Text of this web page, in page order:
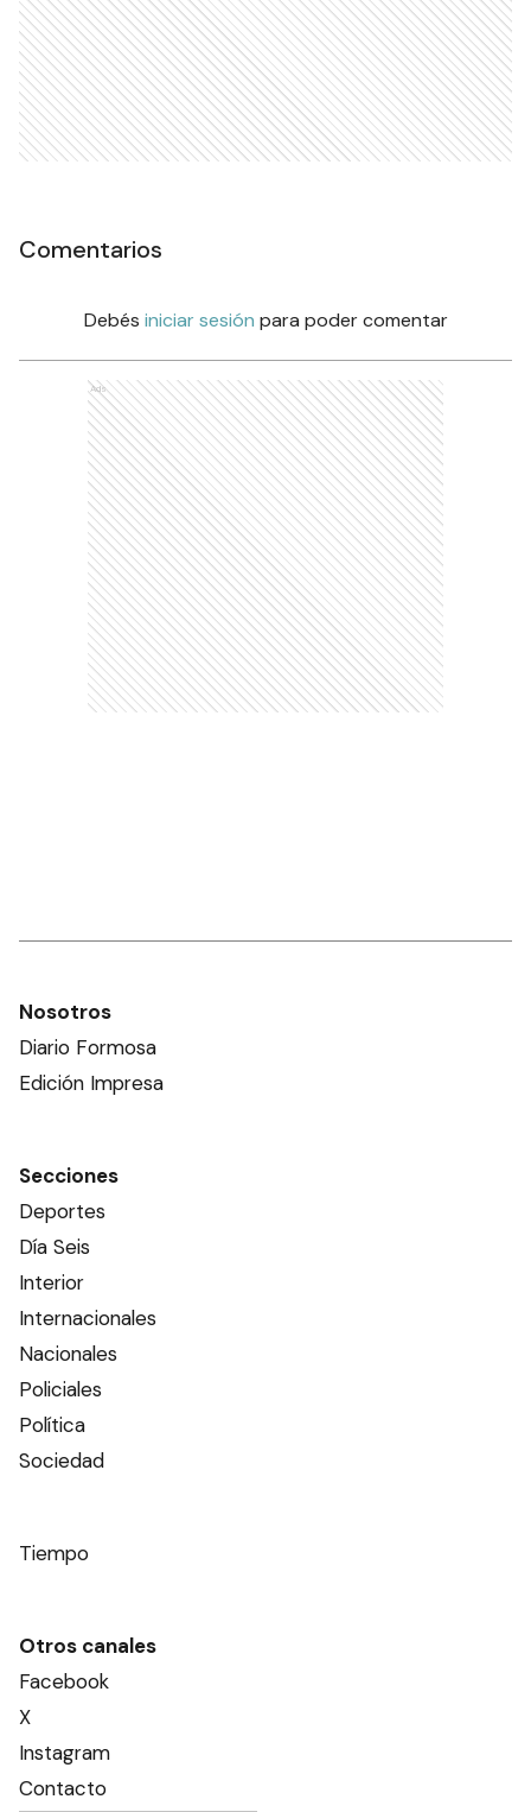
Comentarios
Debés iniciar sesión para poder comentar
Ads
Nosotros
Diario Formosa
Edición Impresa
Secciones
Deportes
Día Seis
Interior
Internacionales
Nacionales
Policiales
Política
Sociedad
Tiempo
Otros canales
Facebook
X
Instagram
Contacto